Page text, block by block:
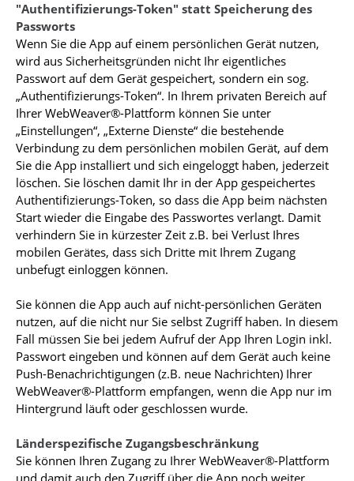
"Authentifizierungs-Token" statt Speicherung des
Passworts
Wenn Sie die App auf einem persönlichen Gerät nutzen,
wird aus Sicherheitsgründen nicht Ihr eigentliches
Passwort auf dem Gerät gespeichert, sondern ein sog.
„Authentifizierungs-Token“. In Ihrem privaten Bereich auf
Ihrer WebWeaver®-Plattform können Sie unter
„Einstellungen“, „Externe Dienste“ die bestehende
Verbindung zu dem persönlichen mobilen Gerät, auf dem
Sie die App installiert und sich eingeloggt haben, jederzeit
löschen. Sie löschen damit Ihr in der App gespeichertes
Authentifizierungs-Token, so dass die App beim nächsten
Start wieder die Eingabe des Passwortes verlangt. Damit
verhindern Sie in kürzester Zeit z.B. bei Verlust Ihres
mobilen Gerätes, dass sich Dritte mit Ihrem Zugang
unbefugt einloggen können.
Sie können die App auch auf nicht-persönlichen Geräten
nutzen, auf die nicht nur Sie selbst Zugriff haben. In diesem
Fall müssen Sie bei jedem Aufruf der App Ihren Login inkl.
Passwort eingeben und können auf dem Gerät auch keine
Push-Benachrichtigungen (z.B. neue Nachrichten) Ihrer
WebWeaver®-Plattform empfangen, wenn die App nur im
Hintergrund läuft oder geschlossen wurde.
Länderspezifische Zugangsbeschränkung
Sie können Ihren Zugang zu Ihrer WebWeaver®-Plattform